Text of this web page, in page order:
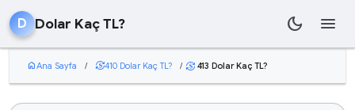
D Dolar Kaç TL? dark_mode menu
homeAna Sayfa / currency_exchange410 Dolar Kaç TL? / currency_exchange 413 Dolar Kaç TL?